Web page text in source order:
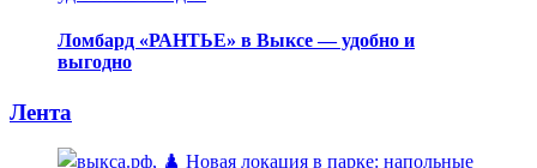
Ломбард «РАНТЬЕ» в Выксе — удобно и
выгодно
Лента